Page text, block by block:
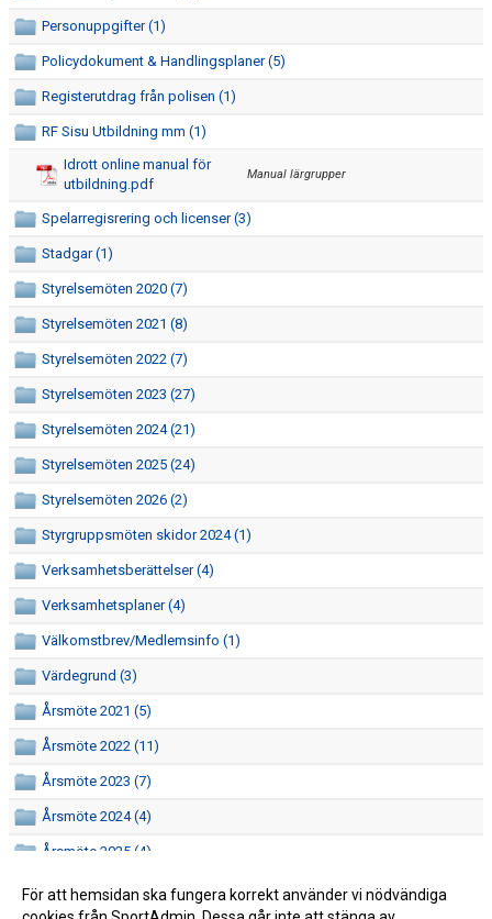
KONTAKT
Personuppgifter (1)
Policydokument & Handlingsplaner (5)
Registerutdrag från polisen (1)
RF Sisu Utbildning mm (1)
Idrott online manual för
utbildning.pdf
Manual lärgrupper
Spelarregisrering och licenser (3)
Stadgar (1)
Styrelsemöten 2020 (7)
Styrelsemöten 2021 (8)
Styrelsemöten 2022 (7)
Styrelsemöten 2023 (27)
Styrelsemöten 2024 (21)
Styrelsemöten 2025 (24)
Styrelsemöten 2026 (2)
Styrgruppsmöten skidor 2024 (1)
Verksamhetsberättelser (4)
Verksamhetsplaner (4)
Välkomstbrev/Medlemsinfo (1)
Värdegrund (3)
Årsmöte 2021 (5)
Årsmöte 2022 (11)
Årsmöte 2023 (7)
Årsmöte 2024 (4)
Årsmöte 2025 (4)
Årsmöte 2026 (8)
För att hemsidan ska fungera korrekt använder vi nödvändiga